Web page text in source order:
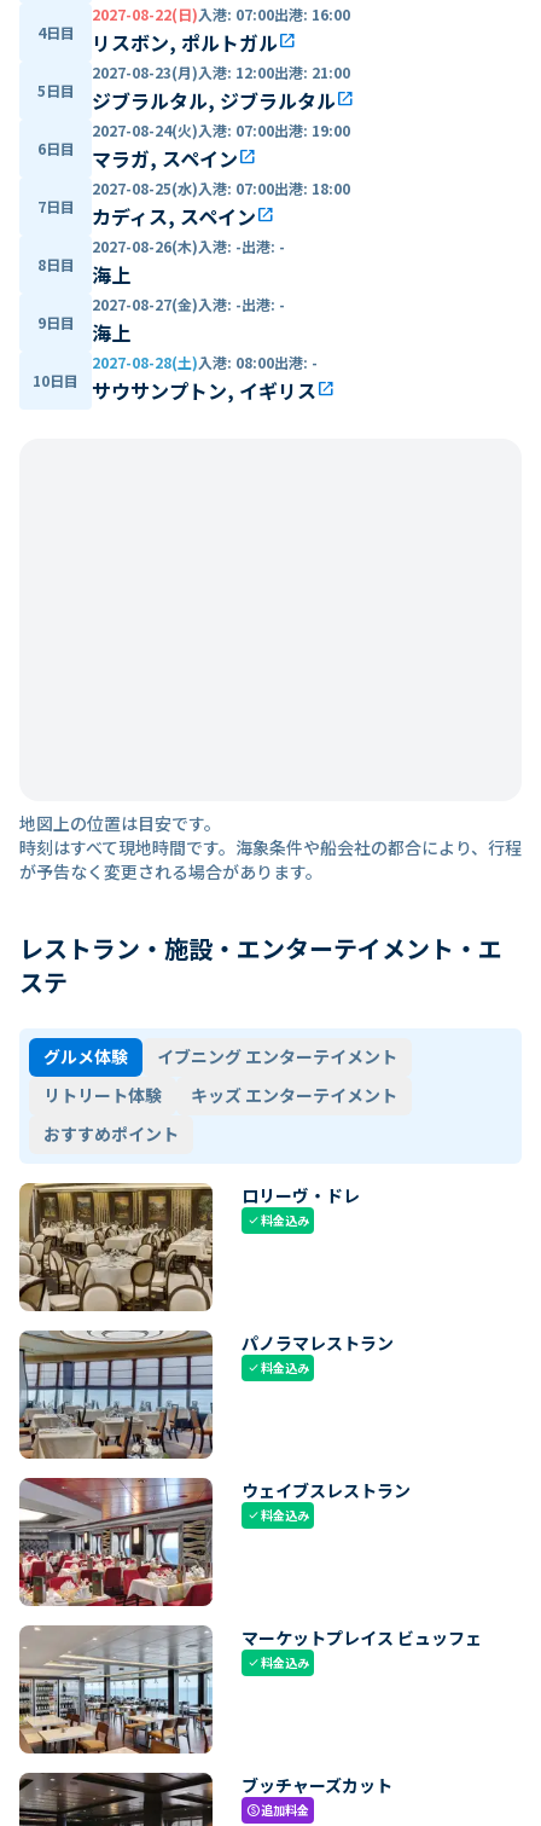
4日目
2027-08-22(日)入港: 07:00出港: 16:00
リスボン, ポルトガルopen_in_new
5日目
2027-08-23(月)入港: 12:00出港: 21:00
ジブラルタル, ジブラルタルopen_in_new
6日目
2027-08-24(火)入港: 07:00出港: 19:00
マラガ, スペインopen_in_new
7日目
2027-08-25(水)入港: 07:00出港: 18:00
カディス, スペインopen_in_new
8日目
2027-08-26(木)入港: -出港: -
海上
9日目
2027-08-27(金)入港: -出港: -
海上
10日目
2027-08-28(土)入港: 08:00出港: -
サウサンプトン, イギリスopen_in_new
地図上の位置は目安です。
時刻はすべて現地時間です。海象条件や船会社の都合により、行程
が予告なく変更される場合があります。
レストラン・施設・エンターテイメント・エ
ステ
グルメ体験
イブニング エンターテイメント
リトリート体験
キッズ エンターテイメント
おすすめポイント
ロリーヴ・ドレ
check料金込み
パノラマレストラン
check料金込み
ウェイブスレストラン
check料金込み
マーケットプレイス ビュッフェ
check料金込み
ブッチャーズカット
paid追加料金